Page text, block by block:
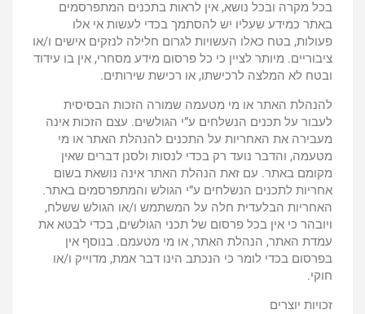
בכל מקרה ובכל נושא, אין לראות בתכנים המתפרסמים
באתר כמידע שעליו יש להסתמך בכדי לעשות אי אלו
פעולות, בטח כאלו העשויות לגרום חלילה לנזקים אישים ו/או
ציבוריים. מיותר לציין כי כל פרסום מידע מסחרי, אין בו עידוד
ובטח לא המלצה לרכישתו, או רכישת שירותים.
להנהלת האתר או מי מטעמה שמורה הזכות הבסיסית
לעבור על תכנים הנשלחים ע”י הגולשים. עצם הזכות אינה
מעבירה את האחריות על התכנים להנהלת האתר או מי
מטעמה, והדבר נועד רק בכדי לנסות ולסנן דברים שאין
מקומם באתר. עם זאת הנהלת האתר אינה נושאת בשום
אחריות לתכנים הנשלחים ע”י הגולש והמתפרסמים באתר.
האחריות הבלעדית חלה על המשתמש ו/או הגולש ששלח,
ויובהר כי אין בכל פרסום של תכני הגולשים, בכדי לבטא את
עמדת האתר, הנהלת האתר, או מי מטעמם. בנוסף אין
בפרסום בכדי לומר כי הנכתב הינו דבר אמת, מדוייק ו/או
חוקי.
זכויות יוצרים